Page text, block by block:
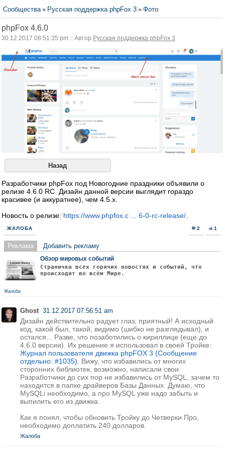
Сообщества » Русская поддержка phpFox 3 » Фото
phpFox 4.6.0
30.12.2017 08:51:35 pm :: Автор Русская поддержка phpFox 3
Назад
Разработчики phpFox под Новогодние праздники объявили о
релизе 4.6.0 RC. Дизайн данной версии выглядит гораздо
красивее (и аккуратнее), чем 4.5.x.
Новость о релизе: https://www.phpfox.c ... 6-0-rc-release/
ЖАЛОБА 2 1
Реклама Добавить рекламу
Обзор мировых событий
Страничка всех горячих новостях и событий, что
происходят во всём Мире.
Жалоба
Ghost 31.12.2017 07:56:51 am
Дизайн действительно радует глаз, приятный! А исходный
код, какой был, такой, видимо (шибко не разглядывал), и
остался... Разве, что позаботились о кириллице (еще до
4.6.0 версии). Их решение я использовал в своей Тройке:
Журнал пользователя движка phpFOX 3 (Сообщение
отдельно: #1035) . Вижу, что избавились от многих
сторонних библиотек, возможно, написали свои.
Разработчики до сих пор не избавились от MySQL, зачем то
находится в папке драйверов Базы Данных. Думаю, что
MySQLi необходимо, а про MySQL уже надо забыть и
выпилить его из движка.
Как я понял, чтобы обновить Тройку до Четверки Про,
необходимо доплатить 240 долларов.
Жалоба